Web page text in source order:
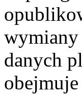
wymiany
danych